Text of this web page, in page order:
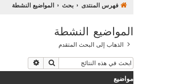
فهرس المنتدى بحث المواضيع النشطة
المواضيع النشطة
الذهاب إلى البحث المتقدم
بحث
مواضيع